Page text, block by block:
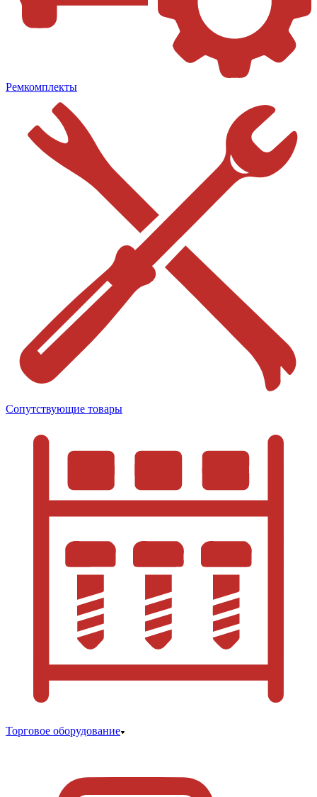
Ремкомплекты
Сопутствующие товары
Торговое оборудование